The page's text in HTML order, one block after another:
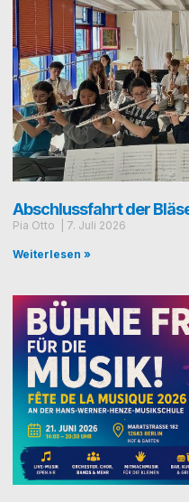
Abschlussfahrt der
Pia Otto 7. Juli 2026
Weiterlesen »